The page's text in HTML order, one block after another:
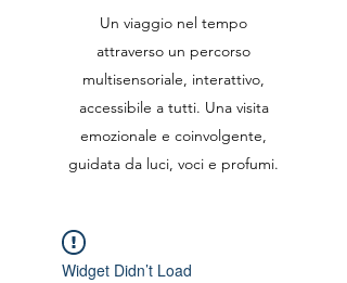
Un viaggio nel tempo
attraverso un percorso
multisensoriale, interattivo,
accessibile a tutti. Una visita
emozionale e coinvolgente,
guidata da luci, voci e profumi.
Widget Didn’t Load